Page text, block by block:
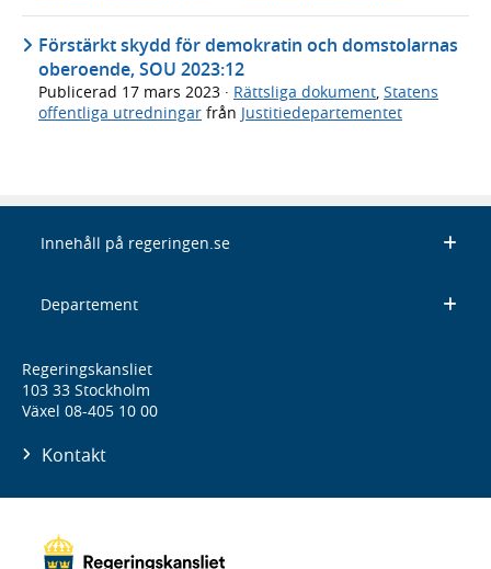
Förstärkt skydd för demokratin och domstolarnas
oberoende, SOU 2023:12
Publicerad 17 mars 2023 · Rättsliga dokument, Statens
offentliga utredningar från Justitiedepartementet
Innehåll på regeringen.se
Departement
Regeringskansliet
103 33 Stockholm
Växel 08-405 10 00
Kontakt